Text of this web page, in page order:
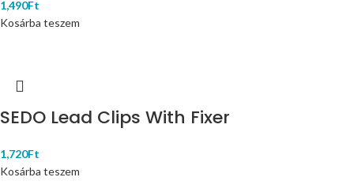
1,490Ft
Kosárba teszem
SEDO Lead Clips With Fixer
1,720Ft
Kosárba teszem